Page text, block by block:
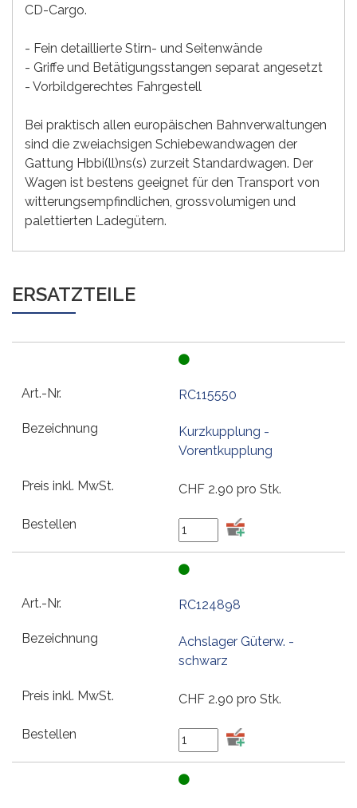
CD-Cargo.
- Fein detaillierte Stirn- und Seitenwände
- Griffe und Betätigungsstangen separat angesetzt
- Vorbildgerechtes Fahrgestell
Bei praktisch allen europäischen Bahnverwaltungen
sind die zweiachsigen Schiebewandwagen der
Gattung Hbbi(ll)ns(s) zurzeit Standardwagen. Der
Wagen ist bestens geeignet für den Transport von
witterungsempfindlichen, grossvolumigen und
palettierten Ladegütern.
ERSATZTEILE
RC115550
Kurzkupplung -
Vorentkupplung
CHF 2.90 pro Stk.
RC124898
Achslager Güterw. -
schwarz
CHF 2.90 pro Stk.